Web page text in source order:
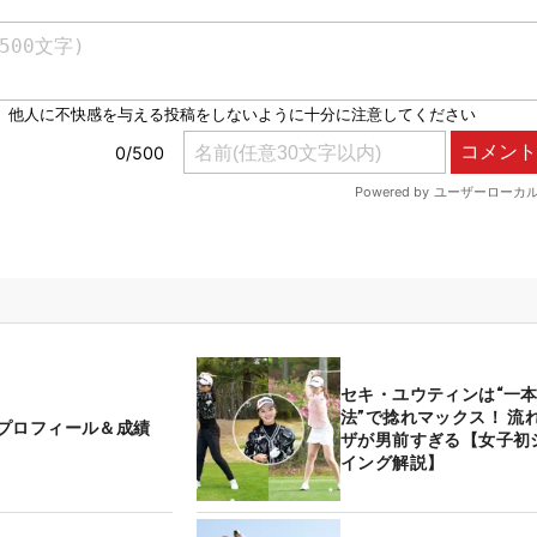
フィール＆成績
セキ・ユウティンは“一
法”で捻れマックス！ 流
ザが男前すぎる【女子初
イング解説】